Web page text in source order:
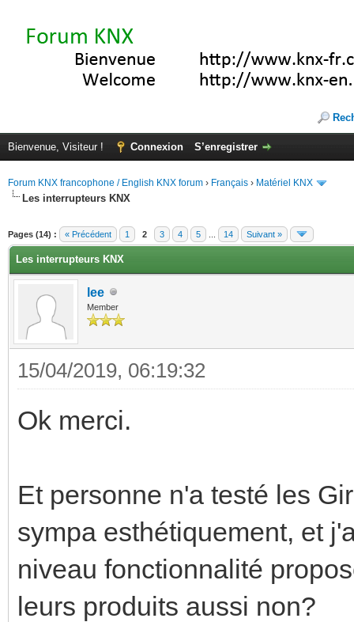
Bienvenue, Visiteur ! Connexion S’enregistrer
Forum KNX francophone / English KNX forum › Français › Matériel KNX
Les interrupteurs KNX
Pages (14) : « Précédent 1 2 3 4 5 14 Suivant »
Les interrupteurs KNX
lee
Member
15/04/2019, 06:19:32
Ok merci.
Et personne n'a testé les
sympa esthétiquement, et
niveau fonctionnalité
leurs produits aussi non?